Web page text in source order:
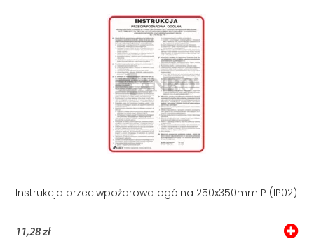
Instrukcja przeciwpożarowa ogólna 250x350mm P (IP02)
11,28 zł